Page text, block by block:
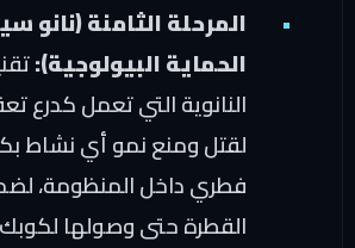
المرحلة الثامنة (نانو سيلفر –
الحماية البيولوجية):تقنية الفضة
النانوية التي تعمل كدرع تعقيم أخير
لقتل ومنع نمو أي نشاط بكتيري أو
فطري داخل المنظومة، لضمان نقاء
القطرة حتى وصولها لكوبك.